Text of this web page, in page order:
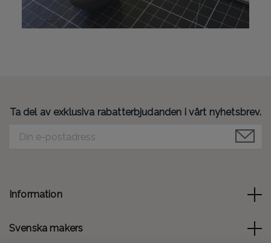
Ta del av exklusiva rabatterbjudanden i vårt nyhetsbrev.
Information
Svenska makers